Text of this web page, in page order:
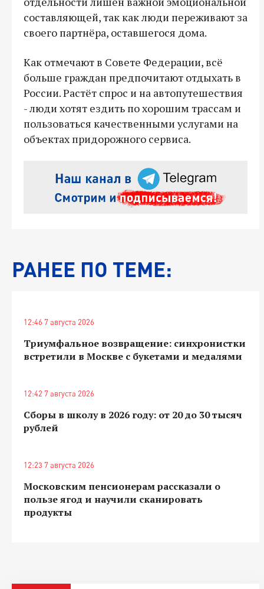
составляющей, так как люди переживают за
своего партнёра, оставшегося дома.
Как отмечают в Совете Федерации, всё
больше граждан предпочитают отдыхать в
России. Растёт спрос и на автопутешествия
- люди хотят ездить по хорошим трассам и
пользоваться качественными услугами на
объектах придорожного сервиса.
РАНЕЕ ПО ТЕМЕ:
12:46 7 августа 2026
Триумфальное возвращение: синхронистки
встретили в Москве с букетами и медалями
12:42 7 августа 2026
Сборы в школу в 2026 году: от 20 до 30 тысяч
рублей
12:23 7 августа 2026
Московским пенсионерам рассказали о
пользе ягод и научили сканировать
продукты